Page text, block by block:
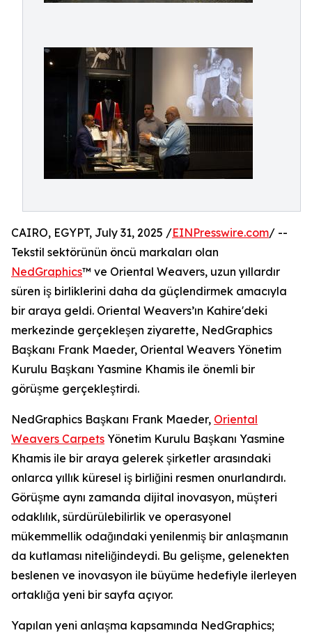
CAIRO, EGYPT, July 31, 2025 /EINPresswire.com/ --
Tekstil sektörünün öncü markaları olan
NedGraphics™ ve Oriental Weavers, uzun yıllardır
süren iş birliklerini daha da güçlendirmek amacıyla
bir araya geldi. Oriental Weavers’ın Kahire'deki
merkezinde gerçekleşen ziyarette, NedGraphics
Başkanı Frank Maeder, Oriental Weavers Yönetim
Kurulu Başkanı Yasmine Khamis ile önemli bir
görüşme gerçekleştirdi.
NedGraphics Başkanı Frank Maeder, Oriental
Weavers Carpets Yönetim Kurulu Başkanı Yasmine
Khamis ile bir araya gelerek şirketler arasındaki
onlarca yıllık küresel iş birliğini resmen onurlandırdı.
Görüşme aynı zamanda dijital inovasyon, müşteri
odaklılık, sürdürülebilirlik ve operasyonel
mükemmellik odağındaki yenilenmiş bir anlaşmanın
da kutlaması niteliğindeydi. Bu gelişme, gelenekten
beslenen ve inovasyon ile büyüme hedefiyle ilerleyen
ortaklığa yeni bir sayfa açıyor.
Yapılan yeni anlaşma kapsamında NedGraphics;